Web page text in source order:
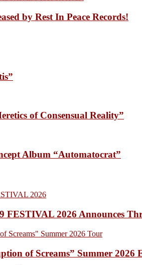
by Rest In Peace Records!
of Consensual Reality”
Album “Automatocrat”
2026 Announces
of Screams” Summer 2026